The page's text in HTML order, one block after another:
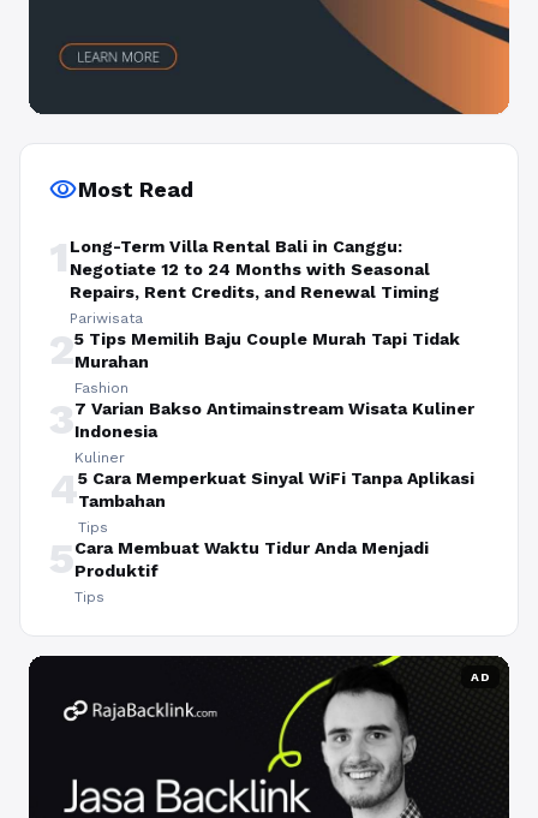
visibilityMost Read
1 Long-Term Villa Rental Bali in Canggu:
Negotiate 12 to 24 Months with Seasonal
Repairs, Rent Credits, and Renewal Timing
Pariwisata
25 Tips Memilih Baju Couple Murah Tapi Tidak
Murahan
Fashion
37 Varian Bakso Antimainstream Wisata Kuliner
Indonesia
Kuliner
45 Cara Memperkuat Sinyal WiFi Tanpa Aplikasi
Tambahan
Tips
5Cara Membuat Waktu Tidur Anda Menjadi
Produktif
Tips
AD